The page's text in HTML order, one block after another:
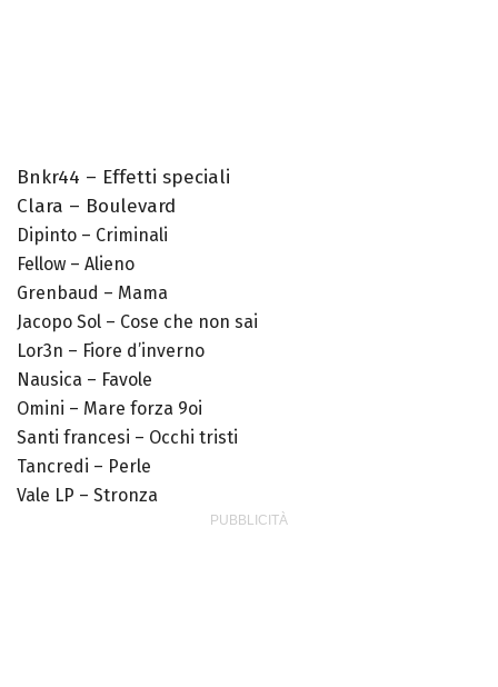
Bnkr44 – Effetti speciali
Clara – Boulevard
Dipinto – Criminali
Fellow – Alieno
Grenbaud – Mama
Jacopo Sol – Cose che non sai
Lor3n – Fiore d’inverno
Nausica – Favole
Omini – Mare forza 9oi
Santi francesi – Occhi tristi
Tancredi – Perle
Vale LP – Stronza